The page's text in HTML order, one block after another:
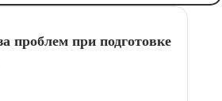
проблем при подготовке